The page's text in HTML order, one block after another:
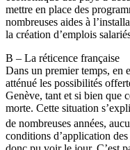
mettre en place des
nombreuses aides à
la création d’emplois
B – La réticence française
Dans un premier temps, en
atténué les possibilités
Genève, tant et si bien que
morte. Cette situation
de nombreuses années,
conditions d’application